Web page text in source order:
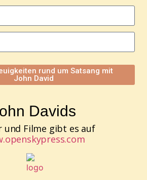
rund um Satsang mit
John David
Davids
und Filme gibt es auf